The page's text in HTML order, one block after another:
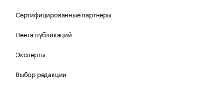
Сертифицированные партнеры
Лента публикаций
Эксперты
Выбор редакции